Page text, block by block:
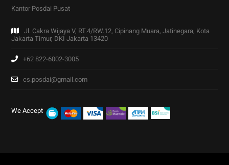
Kantor Posdai Pusat
Jl. Cakra Wijaya V, RT.4/RW.12, Cipinang Muara, Jatinegara, Kota
Jakarta Timur, DKI Jakarta 13420
+62 822-6002-3005
cs.posdai@gmail.com
We Accept